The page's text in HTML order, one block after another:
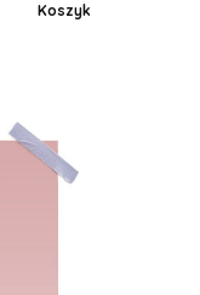
Koszyk